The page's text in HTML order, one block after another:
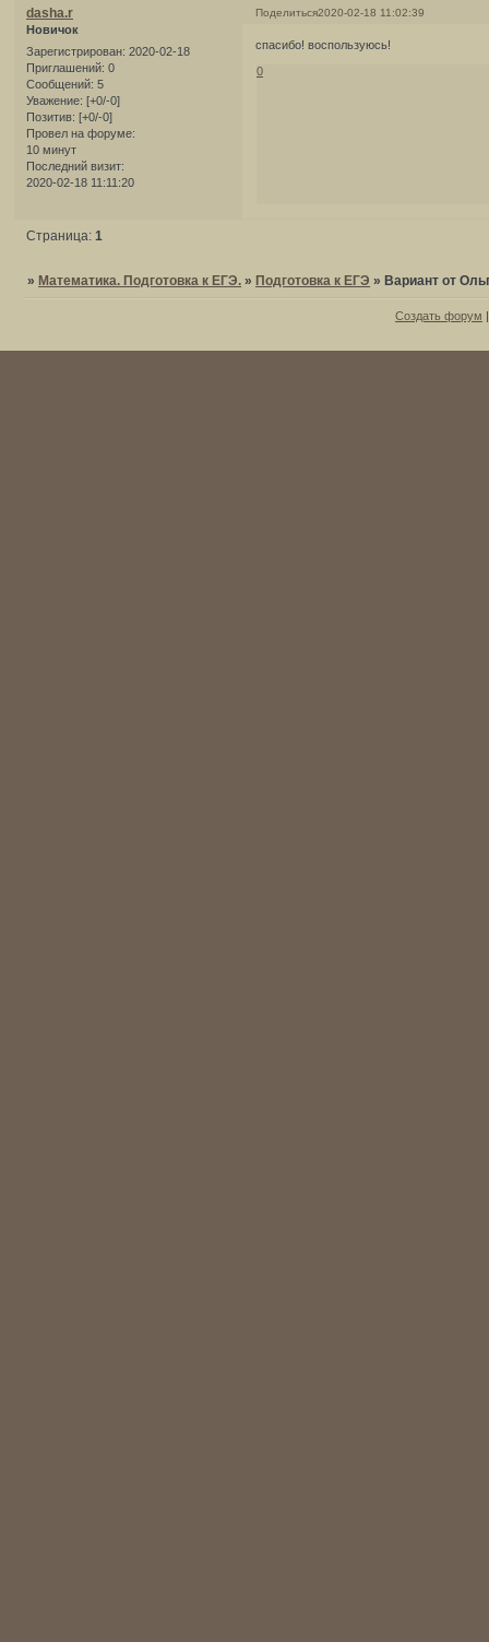
Поделиться2020-02-18 11:02:39
dasha.r
Новичок
Зарегистрирован: 2020-02-18
Приглашений: 0
Сообщений: 5
Уважение: [+0/-0]
Позитив: [+0/-0]
Провел на форуме:
10 минут
Последний визит:
2020-02-18 11:11:20
спасибо! воспользуюсь!
0
Страница: 1
» Математика. Подготовка к ЕГЭ. » Подготовка к ЕГЭ » Вариант от
Создать форум